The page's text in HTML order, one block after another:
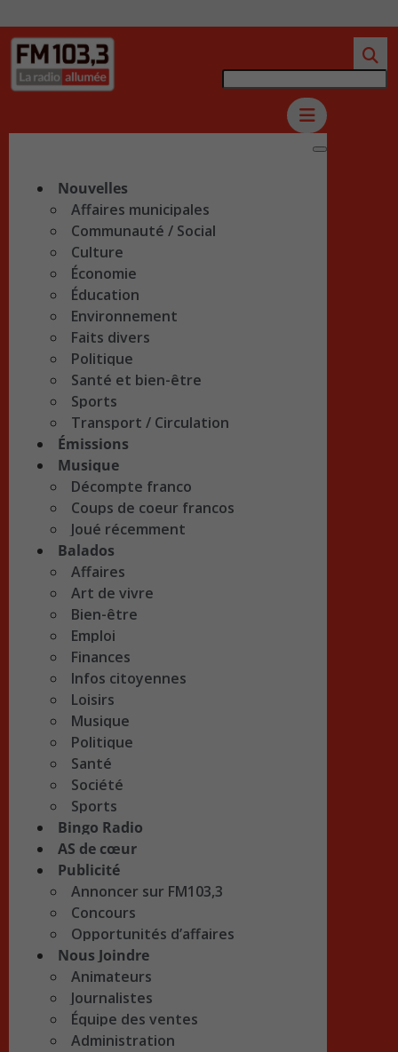
Nouvelles
Affaires municipales
Communauté / Social
Culture
Économie
Éducation
Environnement
Faits divers
Politique
Santé et bien-être
Sports
Transport / Circulation
Émissions
Musique
Décompte franco
Coups de coeur francos
Joué récemment
Balados
Affaires
Art de vivre
Bien-être
Emploi
Finances
Infos citoyennes
Loisirs
Musique
Politique
Santé
Société
Sports
Bingo Radio
AS de cœur
Publicité
Annoncer sur FM103,3
Concours
Opportunités d’affaires
Nous Joindre
Animateurs
Journalistes
Équipe des ventes
Administration